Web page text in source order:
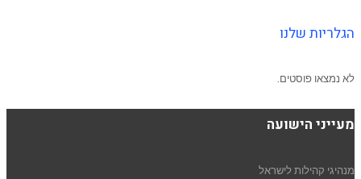
הגלריות שלנו
לא נמצאו פוסטים.
מעייני הישועה
מנהיגי קהילות לישראל